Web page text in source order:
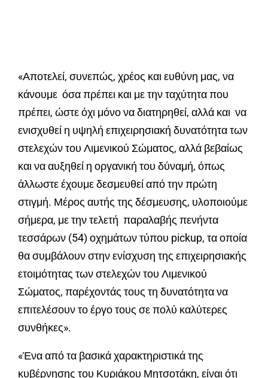
«Αποτελεί, συνεπώς, χρέος και ευθύνη μας, να
κάνουμε όσα πρέπει και με την ταχύτητα που
πρέπει, ώστε όχι μόνο να διατηρηθεί, αλλά και να
ενισχυθεί η υψηλή επιχειρησιακή δυνατότητα των
στελεχών του Λιμενικού Σώματος, αλλά βεβαίως
και να αυξηθεί η οργανική του δύναμή, όπως
άλλωστε έχουμε δεσμευθεί από την πρώτη
στιγμή. Μέρος αυτής της δέσμευσης, υλοποιούμε
σήμερα, με την τελετή παραλαβής πενήντα
τεσσάρων (54) οχημάτων τύπου pickup, τα οποία
θα συμβάλουν στην ενίσχυση της επιχειρησιακής
ετοιμότητας των στελεχών του Λιμενικού
Σώματος, παρέχοντάς τους τη δυνατότητα να
επιτελέσουν το έργο τους σε πολύ καλύτερες
συνθήκες».
«Ένα από τα βασικά χαρακτηριστικά της
κυβέρνησης του Κυριάκου Μητσοτάκη, είναι ότι